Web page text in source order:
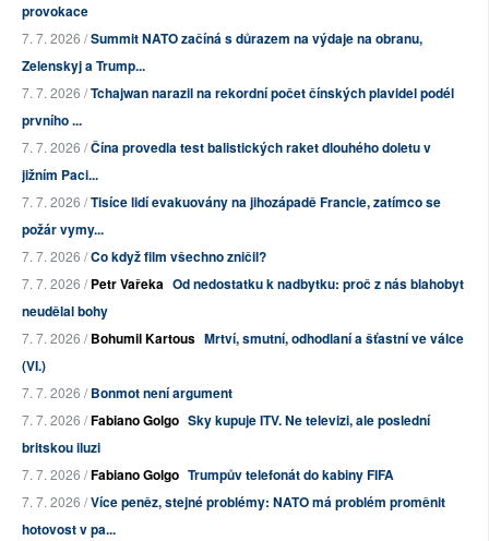
provokace
7. 7. 2026 /Summit NATO začíná s důrazem na výdaje na obranu,
Zelenskyj a Trump...
7. 7. 2026 /Tchajwan narazil na rekordní počet čínských plavidel podél
prvního ...
7. 7. 2026 /Čína provedla test balistických raket dlouhého doletu v
jižním Paci...
7. 7. 2026 /Tisíce lidí evakuovány na jihozápadě Francie, zatímco se
požár vymy...
7. 7. 2026 /Co když film všechno zničil?
7. 7. 2026 /Petr Vařeka Od nedostatku k nadbytku: proč z nás blahobyt
neudělal bohy
7. 7. 2026 /Bohumil Kartous Mrtví, smutní, odhodlaní a šťastní ve válce
(VI.)
7. 7. 2026 /Bonmot není argument
7. 7. 2026 /Fabiano Golgo Sky kupuje ITV. Ne televizi, ale poslední
britskou iluzi
7. 7. 2026 /Fabiano Golgo Trumpův telefonát do kabiny FIFA
7. 7. 2026 /Více peněz, stejné problémy: NATO má problém proměnit
hotovost v pa...